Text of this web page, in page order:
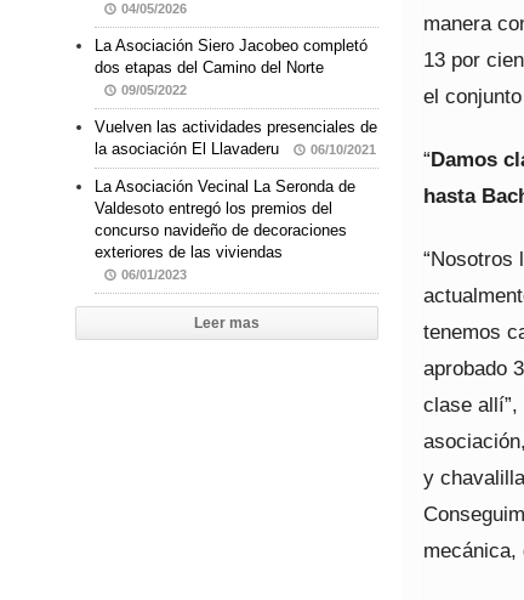
manera
13 por
el
“Damos
hasta
“Nosotros
tenemos
aprobado
clase
y
04/05/2026
La Asociación Siero Jacobeo completó
dos etapas del Camino del Norte
09/05/2022
Vuelven las actividades presenciales de
la asociación El Llavaderu
06/10/2021
La Asociación Vecinal La Seronda de
Valdesoto entregó los premios del
concurso navideño de decoraciones
exteriores de las viviendas
06/01/2023
Leer mas